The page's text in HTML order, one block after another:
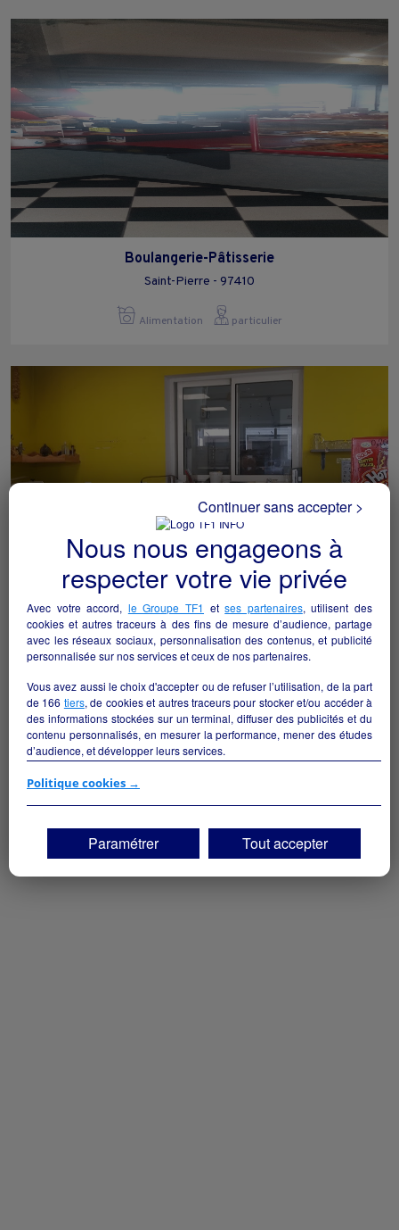
Boulangerie-Pâtisserie
Saint-Pierre - 97410
Alimentation particulier
Boulangerie-Pâtisserie
Saint-Pierre - 97410
Nous nous engageons à
respecter votre vie privée
Avec votre accord, le Groupe TF1 etses partenaires, utilisent des
cookies et autres traceurs à des fins de mesure d’audience, partage
avec les réseaux sociaux, personnalisation des contenus, et publicité
personnalisée sur nos services et ceux de nos partenaires.
Vous avez aussi le choix d'accepter ou de refuser l’utilisation, de la part
de 166 tiers, de cookies et autres traceurs pour stocker et/ou accéder à
des informations stockées sur un terminal, diffuser des publicités et du
contenu personnalisés, en mesurer la performance, mener des études
d’audience, et développer leurs services.
Si vous continuez sans accepter, les fonctionnalités liées à la
vos centres d'intérêt. Seuls lescookies/traceurs techniquesseront
déposés et lus sur votre terminal.
Vous pouvez exprimer vos choix en cliquant sur "Tout accepter",
Politique cookies →
Paramétrer
Continuer sans accepter >
Tout accepter